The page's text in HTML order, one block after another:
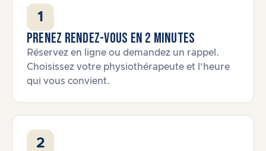
1
Prenez rendez-vous en 2 minutes
Réservez en ligne ou demandez un rappel.
Choisissez votre physiothérapeute et l’heure
qui vous convient.
2